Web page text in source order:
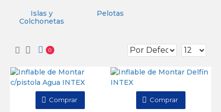
Islas y
Colchonetas
Pelotas
0
Comprar Comprar